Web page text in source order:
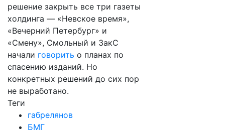
решение закрыть все три газеты
холдинга — «Невское время»,
«Вечерний Петербург» и
«Смену», Смольный и ЗакС
начали говорить о планах по
спасению изданий. Но
конкретных решений до сих пор
не выработано.
Теги
габрелянов
БМГ